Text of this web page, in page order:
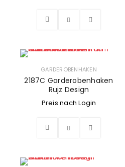
GARDEROBENHAKEN
2187C Garderobenhaken
Rujz Design
Preis nach Login